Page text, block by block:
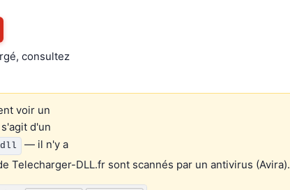
consultez
voir un
d'un
— il n'y a
Telecharger-DLL.fr sont scannés par un antivirus (Avira).